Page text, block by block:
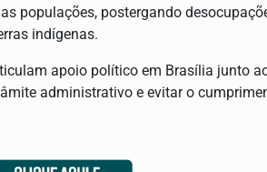
populações, postergando
indígenas.
apoio político em Brasília junto
administrativo e evitar o